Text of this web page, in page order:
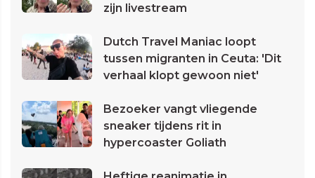
zijn livestream
Dutch Travel Maniac loopt
tussen migranten in Ceuta: 'Dit
verhaal klopt gewoon niet'
Bezoeker vangt vliegende
sneaker tijdens rit in
hypercoaster Goliath